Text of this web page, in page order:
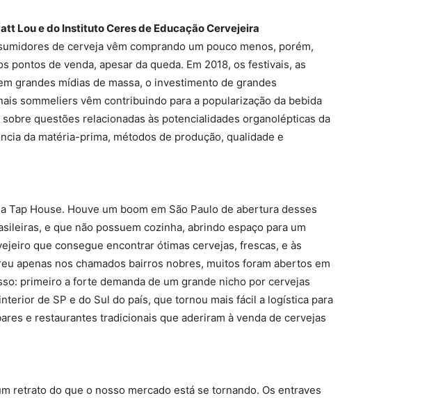
Lou e do Instituto Ceres de Educação Cervejeira
de cerveja vêm comprando um pouco menos, porém,
de venda, apesar da queda. Em 2018, os festivais, as
grandes mídias de massa, o investimento de grandes
sommeliers vêm contribuindo para a popularização da bebida
questões relacionadas às potencialidades organolépticas da
da matéria-prima, métodos de produção, qualidade e
House. Houve um boom em São Paulo de abertura desses
e que não possuem cozinha, abrindo espaço para um
que consegue encontrar ótimas cervejas, frescas, e às
apenas nos chamados bairros nobres, muitos foram abertos em
primeiro a forte demanda de um grande nicho por cervejas
de SP e do Sul do país, que tornou mais fácil a logística para
e restaurantes tradicionais que aderiram à venda de cervejas
retrato do que o nosso mercado está se tornando. Os entraves